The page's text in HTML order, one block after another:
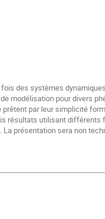
des systèmes
modélisation pour divers
par leur simplicité
résultats utilisant
présentation sera non